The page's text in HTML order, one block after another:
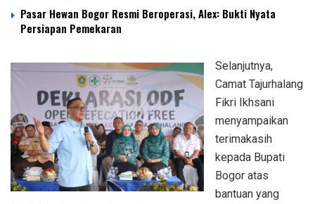
Pasar Hewan Bogor Resmi Beroperasi, Alex: Bukti Nyata
Persiapan Pemekaran
Selanjutnya,
Camat Tajurhalang
Fikri Ikhsani
menyampaikan
terimakasih
kepada Bupati
Bogor atas
bantuan yang